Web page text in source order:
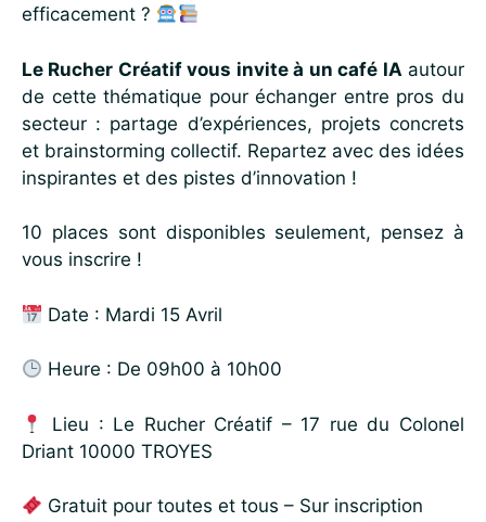
efficacement ?
Le Rucher Créatif vous invite à un café IA autour
de cette thématique pour échanger entre pros du
secteur : partage d’expériences, projets concrets
et brainstorming collectif. Repartez avec des idées
inspirantes et des pistes d’innovation !
10 places sont disponibles seulement, pensez à
vous inscrire !
Date : Mardi 15 Avril
Heure : De 09h00 à 10h00
Lieu : Le Rucher Créatif – 17 rue du Colonel
Driant 10000 TROYES
Gratuit pour toutes et tous – Sur inscription